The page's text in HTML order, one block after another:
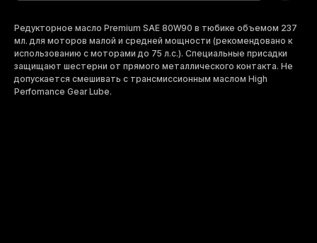
Редукторное масло Premium SAE 80W90 в тюбике объемом 237
мл. для моторов малой и средней мощности (рекомендовано к
использованию с моторами до 75 л.с.). Специальные присадки
защищают шестерни от прямого металлического контакта. Не
допускается смешивать с трансмиссионным маслом High
Perfomance Gear Lube.